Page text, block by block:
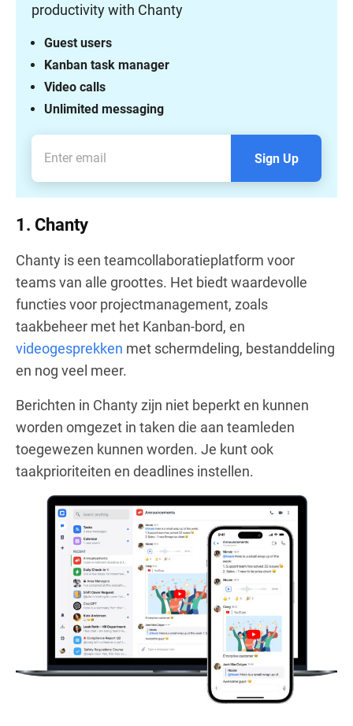
productivity with Chanty
Unlimited messaging
Video calls
Kanban task manager
Guest users
Sign Up
1. Chanty
Chanty is een teamcollaboratieplatform voor
teams van alle groottes. Het biedt waardevolle
functies voor projectmanagement, zoals
taakbeheer met het Kanban-bord, en
videogesprekken met schermdeling, bestanddeling
en nog veel meer.
Berichten in Chanty zijn niet beperkt en kunnen
worden omgezet in taken die aan teamleden
toegewezen kunnen worden. Je kunt ook
taakprioriteiten en deadlines instellen.